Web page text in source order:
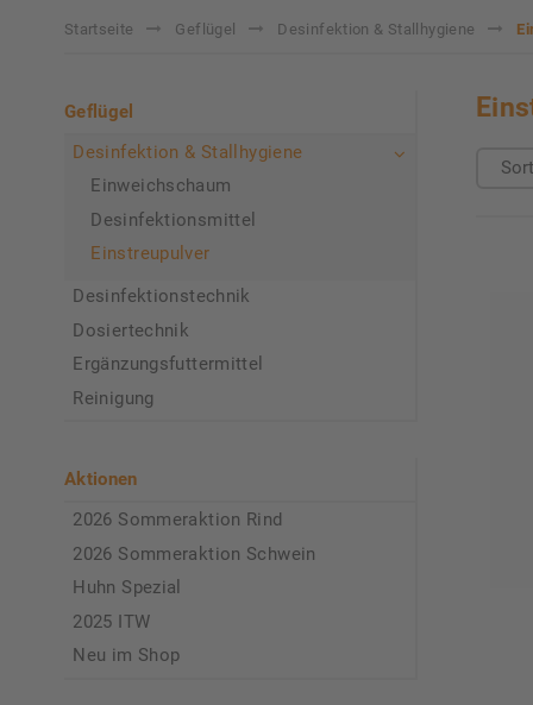
Startseite Geflügel Desinfektion & Stallhygiene
Geflügel
Desinfektion & Stallhygiene
Einweichschaum
Desinfektionsmittel
Einstreupulver
Desinfektionstechnik
Dosiertechnik
Ergänzungsfuttermittel
Reinigung
Aktionen
2026 Sommeraktion Rind
2026 Sommeraktion Schwein
Huhn Spezial
2025 ITW
Neu im Shop